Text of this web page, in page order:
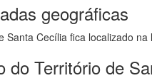
geográficas
Santa Cecília fica localizado
do Território de